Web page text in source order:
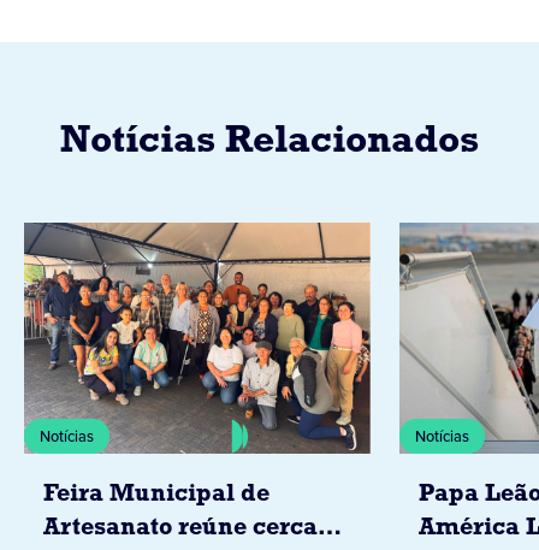
Notícias Relacionados
Notícias
Feira Municipal de
Artesanato reúne cerca
Notícias
Papa
América